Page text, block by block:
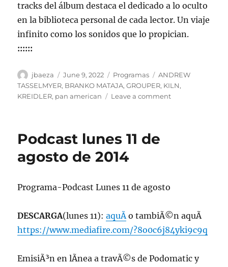
tracks del álbum destaca el dedicado a lo oculto
en la biblioteca personal de cada lector. Un viaje
infinito como los sonidos que lo propician.
::::::
Author
jbaeza
Posted
on
June 9, 2022 Categories
Programas Tags
ANDREW
TASSELMYER, BRANKO MATAJA,GROUPER, KILN,
KREIDLER, pan american Leave a commenton
Radio
de
Podcast lunes 11 de
agosto de 2014
Programa-Podcast Lunes 11 de agosto
DESCARGA(lunes 11):aquÃ­o tambiÃ©n aquÃ­
https://www.mediafire.com/?8o0c6j84yki9c9q
EmisiÃ³n en lÃ­nea a travÃ©s de Podomatic y